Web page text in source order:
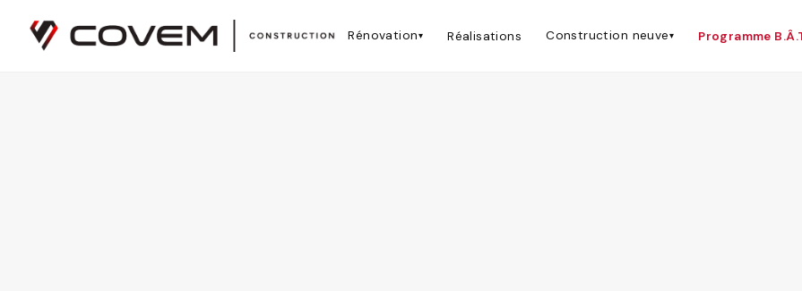
Rénovation▾ Réalisations Construction neuve▾ Programme
Covem Construction est un entrepreneur général certifié RBQ (5705-1872-01) basé à Longueuil qui dessert
Accueil Zones desservies Boucherville